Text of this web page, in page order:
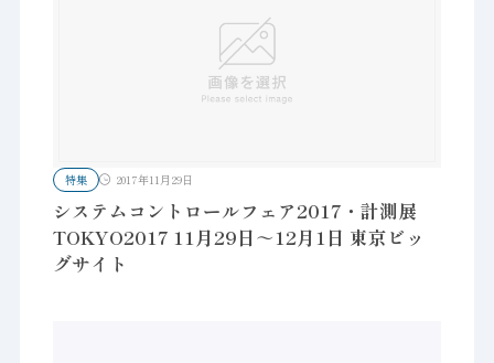
特集 2017年11月29日
システムコントロールフェア2017・計測展
TOKYO2017 11月29日～12月1日 東京ビッ
グサイト